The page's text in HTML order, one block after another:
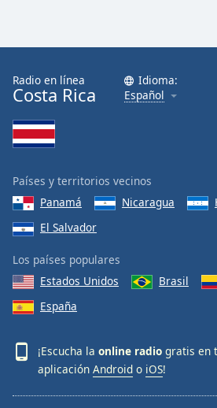
Radio en línea
Costa Rica
Idioma:
Español
Países y territorios vecinos
Panamá
Nicaragua
El Salvador
Los países populares
Estados Unidos
Brasil
España
¡Escucha la online radio gratis en
aplicación Android o iOS!